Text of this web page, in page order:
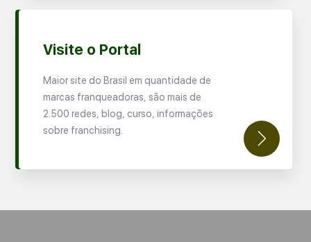
Visite o Portal
Maior site do Brasil em quantidade de
marcas franqueadoras, são mais de
2.500 redes, blog, curso, informações
sobre franchising.